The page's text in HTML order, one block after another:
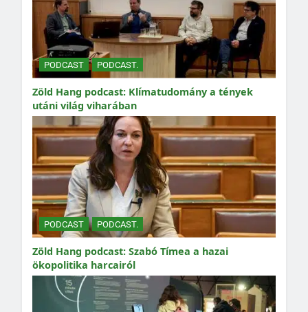
PODCAST PODCAST.
Zöld Hang podcast: Klímatudomány a tények
utáni világ viharában
PODCAST PODCAST.
Zöld Hang podcast: Szabó Tímea a hazai
ökopolitika harcairól